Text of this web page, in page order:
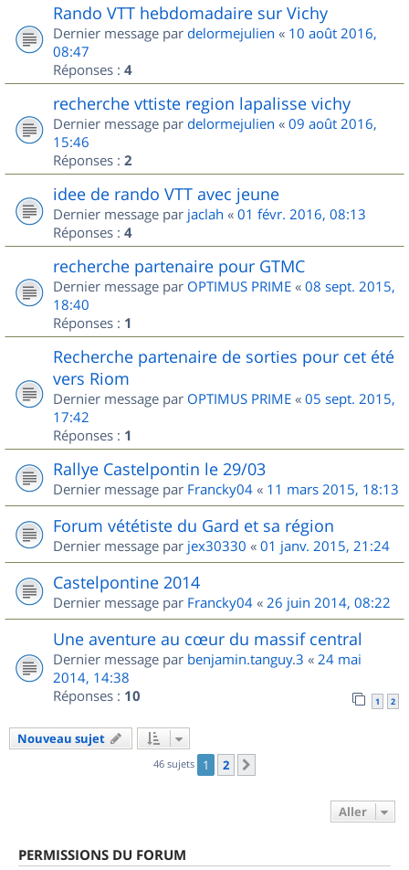
Rando VTT hebdomadaire sur Vichy
Dernier message par delormejulien « 10 août 2016,
08:47
Réponses : 4
recherche vttiste region lapalisse vichy
Dernier message par delormejulien « 09 août 2016,
15:46
Réponses : 2
idee de rando VTT avec jeune
Dernier message par jaclah « 01 févr. 2016, 08:13
Réponses : 4
recherche partenaire pour GTMC
Dernier message par OPTIMUS PRIME « 08 sept. 2015,
18:40
Réponses : 1
Recherche partenaire de sorties pour cet été
vers Riom
Dernier message par OPTIMUS PRIME « 05 sept. 2015,
17:42
Réponses : 1
Rallye Castelpontin le 29/03
Dernier message par Francky04 « 11 mars 2015, 18:13
Forum vététiste du Gard et sa région
Dernier message par jex30330 « 01 janv. 2015, 21:24
Castelpontine 2014
Dernier message par Francky04 « 26 juin 2014, 08:22
Une aventure au cœur du massif central
Dernier message par benjamin.tanguy.3 « 24 mai
2014, 14:38
Réponses : 10 1 2
Nouveau sujet
46 sujets 1 2
Aller
PERMISSIONS DU FORUM